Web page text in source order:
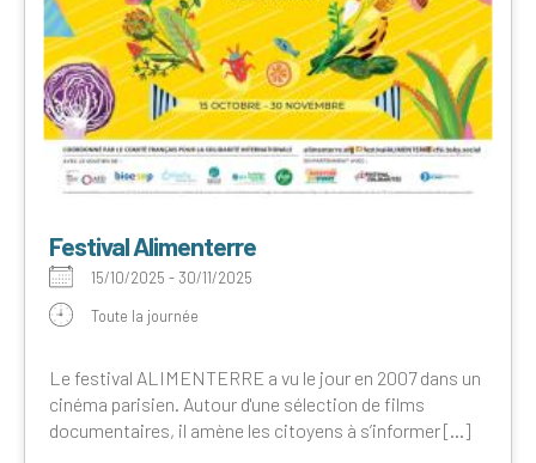
Festival Alimenterre
15/10/2025 - 30/11/2025
Toute la journée
Le festival ALIMENTERRE a vu le jour en 2007 dans un
cinéma parisien. Autour d'une sélection de films
documentaires, il amène les citoyens à s’informer [...]